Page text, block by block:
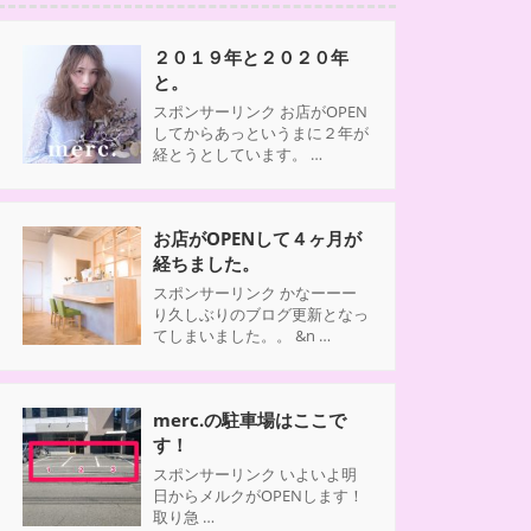
２０１９年と２０２０年
と。
スポンサーリンク お店がOPEN
してからあっというまに２年が
経とうとしています。 …
お店がOPENして４ヶ月が
経ちました。
スポンサーリンク かなーーー
り久しぶりのブログ更新となっ
てしまいました。。 &n …
merc.の駐車場はここで
す！
スポンサーリンク いよいよ明
日からメルクがOPENします！
取り急 …